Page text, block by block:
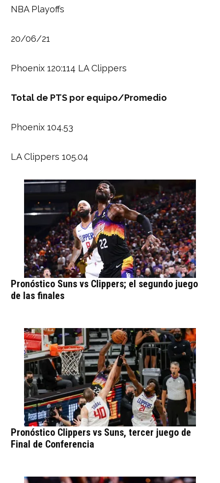
NBA Playoffs
20/06/21
Phoenix 120:114 LA Clippers
Total de PTS por equipo/Promedio
Phoenix 104.53
LA Clippers 105.04
Pronóstico Suns vs Clippers; el segundo juego
de las finales
Pronóstico Clippers vs Suns, tercer juego de
Final de Conferencia